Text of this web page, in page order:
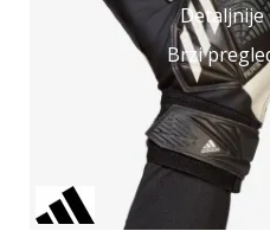
Detaljnije
Brzi